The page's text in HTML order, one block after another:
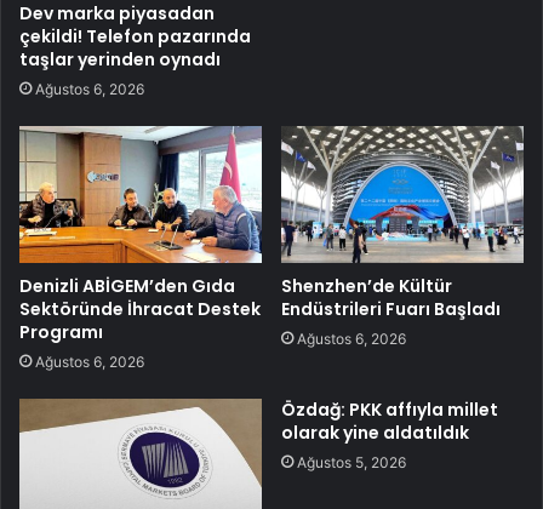
Dev marka piyasadan
çekildi! Telefon pazarında
taşlar yerinden oynadı
Ağustos 6, 2026
Denizli ABİGEM’den Gıda
Sektöründe İhracat Destek
Programı
Ağustos 6, 2026
Shenzhen’de Kültür
Endüstrileri Fuarı Başladı
Ağustos 6, 2026
Özdağ: PKK affıyla millet
olarak yine aldatıldık
Ağustos 5, 2026